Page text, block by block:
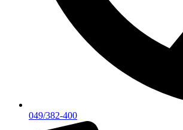
049/382-400